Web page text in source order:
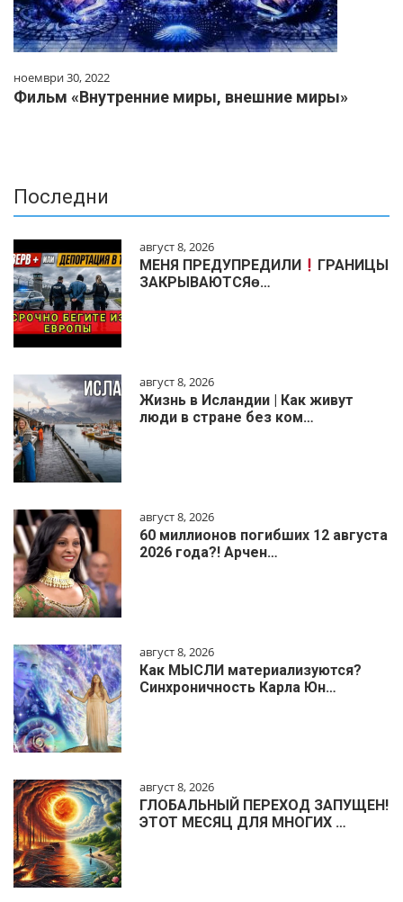
ноември 30, 2022
Фильм «Внутренние миры, внешние миры»
Последни
август 8, 2026
МЕНЯ ПРЕДУПРЕДИЛИ
ГРАНИЦЫ
ЗАКРЫВАЮТСЯɵ…
август 8, 2026
Жизнь в Исландии | Как живут
люди в стране без ком…
август 8, 2026
60 миллионов погибших 12 августа
2026 года?! Арчен…
август 8, 2026
Как МЫСЛИ материализуются?
Синхроничность Карла Юн…
август 8, 2026
ГЛОБАЛЬНЫЙ ПЕРЕХОД ЗАПУЩЕН!
ЭТОТ МЕСЯЦ ДЛЯ МНОГИХ …